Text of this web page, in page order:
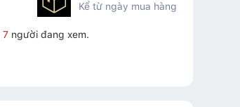
Kể từ ngày mua hàng
7 người đang xem.